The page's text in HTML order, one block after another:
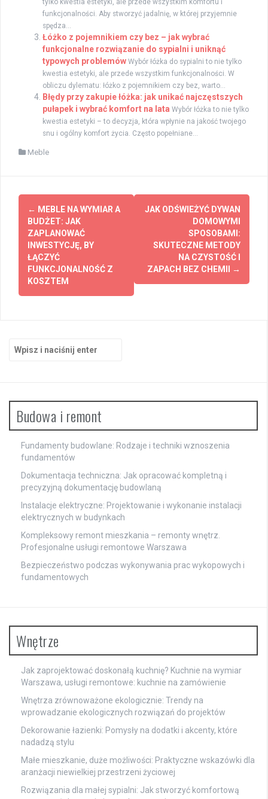
tylko kwestia estetyki, ale przede wszystkim komfortu i
funkcjonalności. Aby stworzyć jadalnię, w której przyjemnie
spędza...
Łóżko z pojemnikiem czy bez – jak wybrać
funkcjonalne rozwiązanie do sypialni i uniknąć
typowych problemów Wybór łóżka do sypialni to nie tylko
kwestia estetyki, ale przede wszystkim funkcjonalności. W
obliczu dylematu: łóżko z pojemnikiem czy bez, warto...
Błędy przy zakupie łóżka: jak unikać najczęstszych
pułapek i wybrać komfort na lata Wybór łóżka to nie tylko
kwestia estetyki – to decyzja, która wpłynie na jakość twojego
snu i ogólny komfort życia. Często popełniane...
Meble
Zobacz
wpisy
← MEBLE NA WYMIAR A
BUDŻET: JAK
ZAPLANOWAĆ
INWESTYCJĘ, BY
ŁĄCZYĆ
FUNKCJONALNOŚĆ Z
KOSZTEM
JAK ODŚWIEŻYĆ DYWAN
DOMOWYMI
SPOSOBAMI:
SKUTECZNE METODY
NA CZYSTOŚĆ I
ZAPACH BEZ CHEMII
→
Budowa i remont
Fundamenty budowlane: Rodzaje i techniki wznoszenia
fundamentów
Dokumentacja techniczna: Jak opracować kompletną i
precyzyjną dokumentację budowlaną
Instalacje elektryczne: Projektowanie i wykonanie instalacji
elektrycznych w budynkach
Kompleksowy remont mieszkania – remonty wnętrz.
Profesjonalne usługi remontowe Warszawa
Bezpieczeństwo podczas wykonywania prac wykopowych i
fundamentowych
Wnętrze
Jak zaprojektować doskonałą kuchnię? Kuchnie na wymiar
Warszawa, usługi remontowe: kuchnie na zamówienie
Wnętrza zrównoważone ekologicznie: Trendy na
wprowadzanie ekologicznych rozwiązań do projektów
Dekorowanie łazienki: Pomysły na dodatki i akcenty, które
nadadzą stylu
Małe mieszkanie, duże możliwości: Praktyczne wskazówki dla
aranżacji niewielkiej przestrzeni życiowej
Rozwiązania dla małej sypialni: Jak stworzyć komfortową